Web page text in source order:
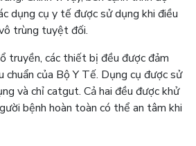
dụng cụ y tế được sử dụng khi điều
trùng tuyệt đối.
truyền, các thiết bị đều được đảm
của Bộ Y Tế. Dụng cụ được sử
và chỉ catgut. Cả hai đều được khử
bệnh hoàn toàn có thể an tâm khi